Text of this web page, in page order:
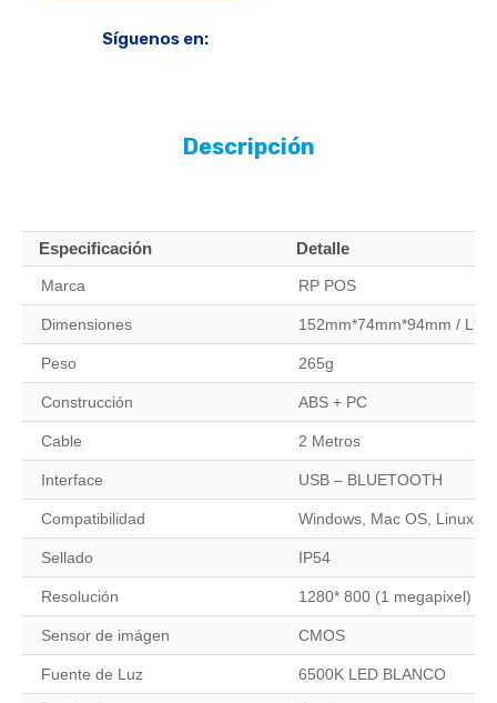
Síguenos en:
Descripción
Especificación Detalle
Marca RP POS
Dimensiones 152mm*74mm*94mm /
Peso 265g
Construcción ABS + PC
Cable 2 Metros
Interface USB – BLUETOOTH
Compatibilidad Windows, Mac OS, Linux,
Sellado IP54
Resolución 1280* 800 (1 megapixel)
Sensor de imágen CMOS
Fuente de Luz 6500K LED BLANCO